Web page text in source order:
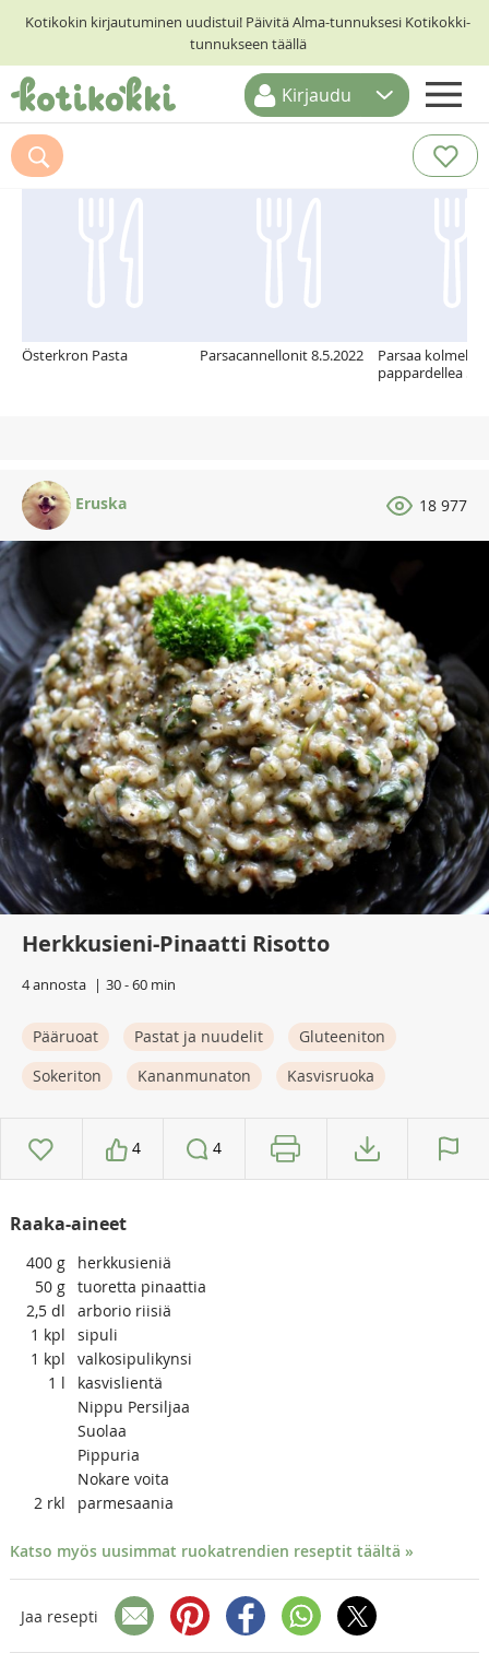
Kotikokin kirjautuminen uudistui! Päivitä Alma-tunnuksesi Kotikokki-
tunnukseen täällä
ETUSIVU
RESEPTIHAKU
Kirjaudu
Suosittelemme myös
Österkron Pasta Parsacannellonit 8.5.2022
Parsaa kolmella
pappardellea
Eruska 18 977
Herkkusieni-Pinaatti Risotto
4 annosta 30 - 60 min
Pääruoat Pastat ja nuudelit
Gluteeniton
Sokeriton
Kananmunaton Kasvisruoka
4 4
Raaka-aineet
400 g
herkkusieniä
50 g tuoretta pinaattia
2,5 dl
arborio riisiä
1 kpl
sipuli
1 kpl
valkosipulikynsi
1 l
kasvislientä
Nippu Persiljaa
Suolaa
Pippuria
Nokare voita
2 rkl parmesaania
Katso myös uusimmat ruokatrendien reseptit täältä »
Jaa resepti